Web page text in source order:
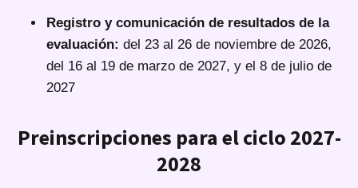
Registro y comunicación de resultados de la
evaluación: del 23 al 26 de noviembre de 2026,
del 16 al 19 de marzo de 2027, y el 8 de julio de
2027
Preinscripciones para el ciclo 2027-
2028